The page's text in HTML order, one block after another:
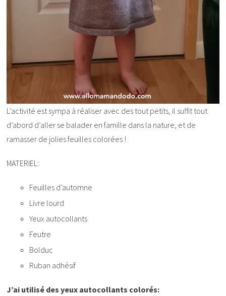
L’activité est sympa à réaliser avec des tout petits, il suffit tout
d’abord d’aller se balader en famille dans la nature, et de
ramasser de jolies feuilles colorées !
MATERIEL:
Feuilles d’automne
Livre lourd
Yeux autocollants
Feutre
Bolduc
Ruban adhésif
J’ai utilisé des yeux autocollants colorés: